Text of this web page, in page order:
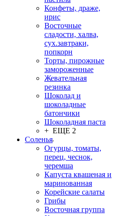
Конфеты, драже,
ирис
Восточные
сладости, халва,
сух.завтраки,
попкорн
Торты, пирожные
замороженные
Жевательная
резинка
Шоколад и
шоколадные
батончики
Шоколадная паста
+ ЕЩЕ 2
Соленья
Огурцы, томаты,
перец, чеснок,
черемша
Капуста квашеная и
маринованная
Корейские салаты
Грибы
Восточная группа